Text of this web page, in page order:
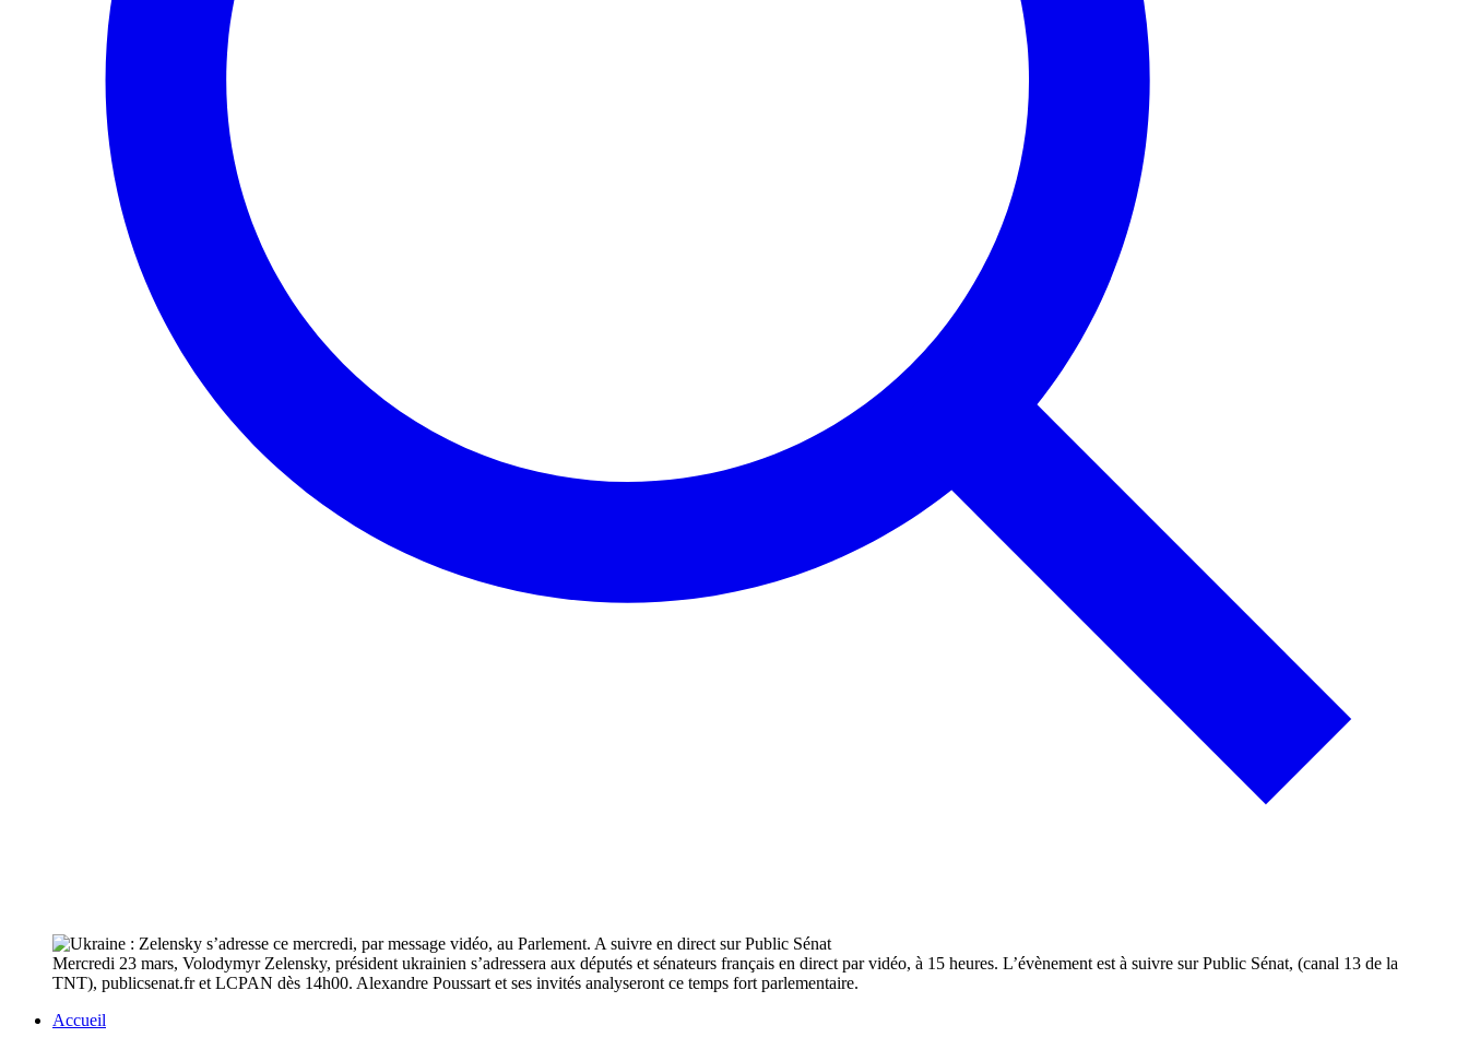
Mercredi 23 mars, Volodymyr Zelensky, président ukrainien s’adressera aux députés et sénateurs français en direct par vidéo, à 15 heures. L’évènement est à suivre sur Public Sénat, (canal 13 de la
TNT), publicsenat.fr et LCPAN dès 14h00. Alexandre Poussart et ses invités analyseront ce temps fort parlementaire.
Accueil